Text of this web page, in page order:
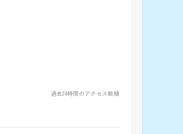
過去24時間のアクセス数順
道の駅かづの あんとらあ
鹿角紫根染・茜染研究会